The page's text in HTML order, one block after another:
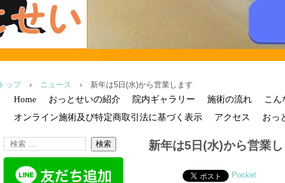
トップ › ニュース › 新年は5日(水)から営業します
Home おっとせいの紹介 院内ギャラリー 施術の流れ こん
オンライン施術及び特定商取引法に基づく表示
アクセス おっ
新年は5日(水)から営業
Pocket